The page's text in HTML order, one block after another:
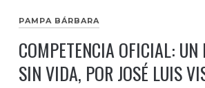
PAMPA BÁRBARA
COMPETENCIA OFICIAL: UN
SIN VIDA, POR JOSÉ LUIS